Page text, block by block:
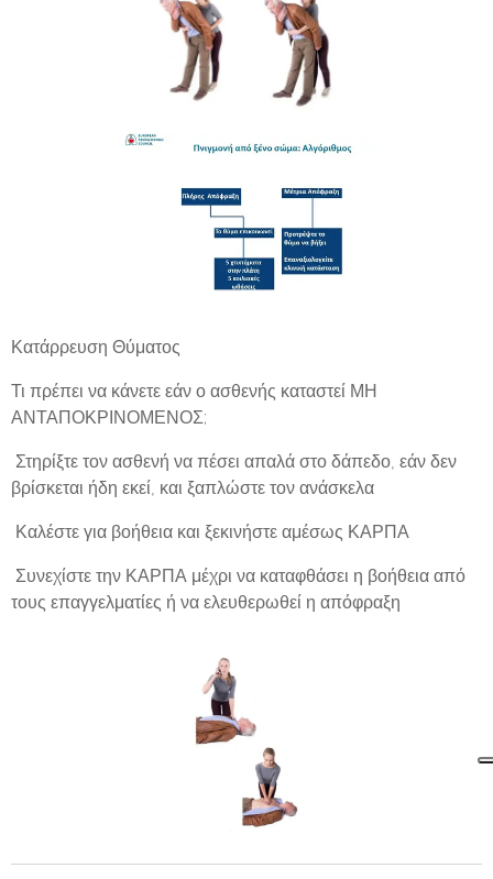
Κατάρρευση Θύματος
Τι πρέπει να κάνετε εάν ο ασθενής καταστεί ΜΗ
ΑΝΤΑΠΟΚΡΙΝΟΜΕΝΟΣ;
 Στηρίξτε τον ασθενή να πέσει απαλά στο δάπεδο, εάν δεν
βρίσκεται ήδη εκεί, και ξαπλώστε τον ανάσκελα
 Καλέστε για βοήθεια και ξεκινήστε αμέσως ΚΑΡΠΑ
 Συνεχίστε την ΚΑΡΠΑ μέχρι να καταφθάσει η βοήθεια από
τους επαγγελματίες ή να ελευθερωθεί η απόφραξη